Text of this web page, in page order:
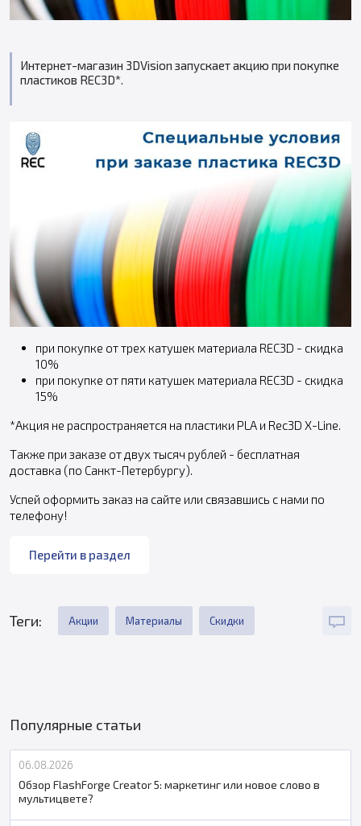
Интернет-магазин 3DVision запускает акцию при покупке
пластиков REC3D*.
при покупке от трех катушек материала REC3D - скидка
10%
при покупке от пяти катушек материала REC3D - скидка
15%
*Акция не распространяется на пластики PLA и Rec3D X-Line.
Также при заказе от двух тысяч рублей - бесплатная
доставка (по Санкт-Петербургу).
Успей оформить заказ на сайте или связавшись с нами по
телефону!
Перейти в раздел
Теги: Акции Материалы Скидки
Популярные статьи
06.08.2026
Обзор FlashForge Creator 5: маркетинг или новое слово в
мультицвете?